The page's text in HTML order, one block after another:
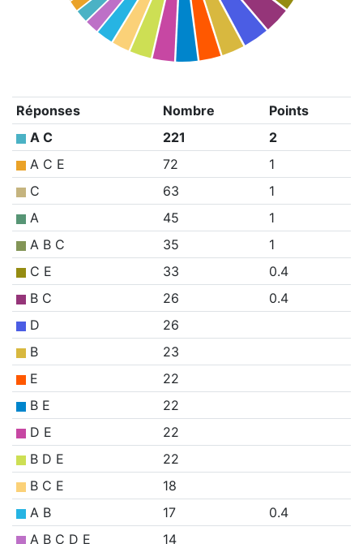
Réponses Nombre
Points
A C
221
2
A C E
72
1
C
63
1
A
45
1
A B C
35
1
C E
33
0.4
B C
26
0.4
D
26
B
23
E
22
B E
22
D E
22
B D E
22
B C E
18
A B
17
0.4
A B C D E
14